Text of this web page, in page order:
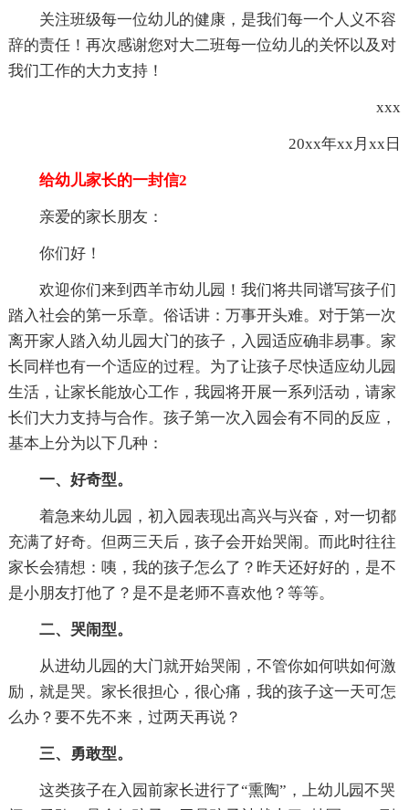
关注班级每一位幼儿的健康，是我们每一个人义不容
辞的责任！再次感谢您对大二班每一位幼儿的关怀以及对
我们工作的大力支持！
xxx
20xx年xx月xx日
给幼儿家长的一封信2
亲爱的家长朋友：
你们好！
欢迎你们来到西羊市幼儿园！我们将共同谱写孩子们
踏入社会的第一乐章。俗话讲：万事开头难。对于第一次
离开家人踏入幼儿园大门的孩子，入园适应确非易事。家
长同样也有一个适应的过程。为了让孩子尽快适应幼儿园
生活，让家长能放心工作，我园将开展一系列活动，请家
长们大力支持与合作。孩子第一次入园会有不同的反应，
基本上分为以下几种：
一、好奇型。
着急来幼儿园，初入园表现出高兴与兴奋，对一切都
充满了好奇。但两三天后，孩子会开始哭闹。而此时往往
家长会猜想：咦，我的孩子怎么了？昨天还好好的，是不
是小朋友打他了？是不是老师不喜欢他？等等。
二、哭闹型。
从进幼儿园的大门就开始哭闹，不管你如何哄如何激
励，就是哭。家长很担心，很心痛，我的孩子这一天可怎
么办？要不先不来，过两天再说？
三、勇敢型。
这类孩子在入园前家长进行了“熏陶”，上幼儿园不哭